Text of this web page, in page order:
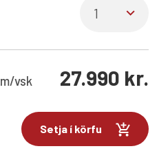
m/vsk 27.990 kr.
Setja í körfu